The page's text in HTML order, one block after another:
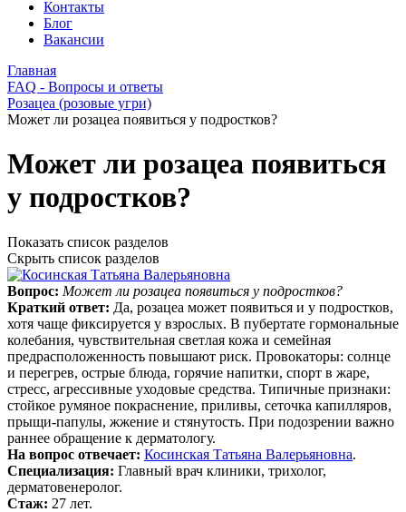
Контакты
Блог
Вакансии
Главная
FAQ - Вопросы и ответы
Розацеа (розовые угри)
Может ли розацеа появиться у подростков?
Может ли розацеа появиться
у подростков?
Показать список разделов
Скрыть список разделов
Вопрос: Может ли розацеа появиться у подростков?
Краткий ответ: Да, розацеа может появиться и у подростков,
хотя чаще фиксируется у взрослых. В пубертате гормональные
колебания, чувствительная светлая кожа и семейная
предрасположенность повышают риск. Провокаторы: солнце
и перегрев, острые блюда, горячие напитки, спорт в жаре,
стресс, агрессивные уходовые средства. Типичные признаки:
стойкое румяное покраснение, приливы, сеточка капилляров,
прыщи-папулы, жжение и стянутость. При подозрении важно
раннее обращение к дерматологу.
На вопрос отвечает: Косинская Татьяна Валерьяновна.
Специализация: Главный врач клиники, трихолог,
дерматовенеролог.
Стаж: 27 лет.